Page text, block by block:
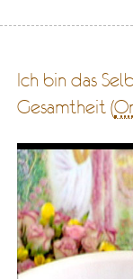
Ich bin das
Gesamtheit (